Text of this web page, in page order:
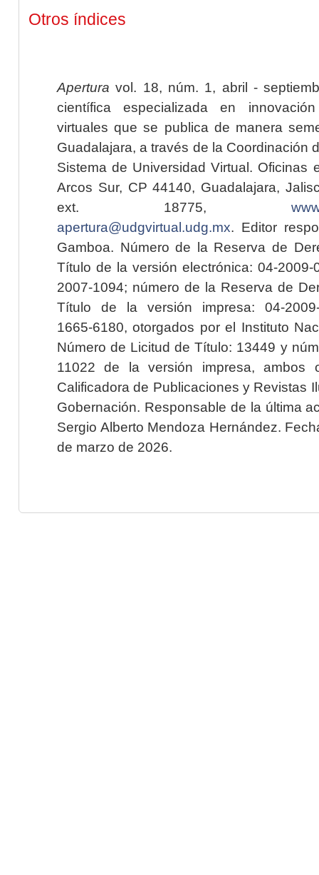
Otros índices
Apertura vol. 18, núm. 1, abril -
científica especializada en
virtuales que se publica de manera
Guadalajara, a través de la Coordinación
Sistema de Universidad Virtual. Oficinas
Arcos Sur, CP 44140, Guadalajara,
ext. 18775,
apertura@udgvirtual.udg.mx. Editor
Gamboa. Número de la Reserva de
Título de la versión electrónica: 04-2009-
2007-1094; número de la Reserva de
Título de la versión impresa: 04-2009-
1665-6180, otorgados por el Instituto
Número de Licitud de Título: 13449 y
11022 de la versión impresa, ambos
Calificadora de Publicaciones y Revistas
Gobernación. Responsable de la última
Sergio Alberto Mendoza Hernández.
de marzo de 2026.